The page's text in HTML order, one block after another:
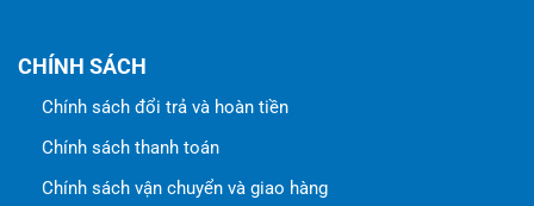
CHÍNH SÁCH
Chính sách đổi trả và hoàn tiền
Chính sách thanh toán
Chính sách vận chuyển và giao hàng